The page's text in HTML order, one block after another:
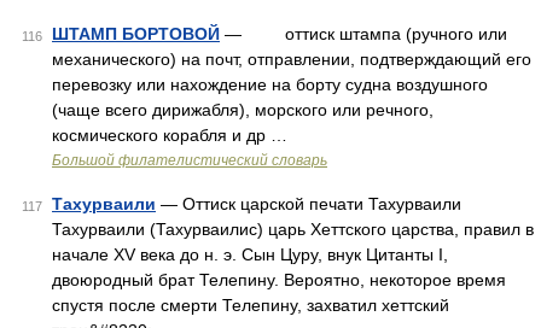
116 ШТАМП БОРТОВОЙ — оттиск штампа (ручного или
механического) на почт, отправлении, подтверждающий его
перевозку или нахождение на борту судна воздушного
(чаще всего дирижабля), морского или речного,
космического корабля и др …
Большой филателистический словарь
117 Тахурваили — Оттиск царской печати Тахурваили
Тахурваили (Тахурваилис) царь Хеттского царства, правил в
начале XV века до н. э. Сын Цуру, внук Цитанты I,
двоюродный брат Телепину. Вероятно, некоторое время
спустя после смерти Телепину, захватил хеттский